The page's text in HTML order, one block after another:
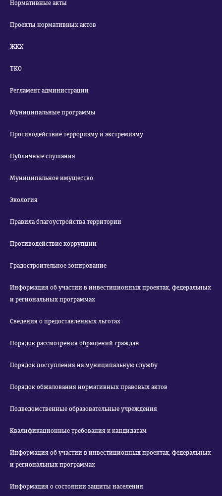
Нормативные акты
Проекты нормативных актов
ЖКХ
ТКО
Регламент администрации
Муниципальные программы
Противодействие терроризму и экстремизму
Публичные слушания
Муниципальное имущество
Экология
Правила благоустройства территории
Противодействие коррупции
Градостроительное зонирование
Информация об участии в инвестиционных проектах, федеральных
и региональных программах
Сведения о предоставленных льготах
Порядок рассмотрения обращений граждан
Порядок поступления на муниципальную службу
Порядок обжалования нормативных правовых актов
Подведомственные образовательные учреждения
Квалификационные требования к кандидатам
Информация об участии в инвестиционных проектах, федеральных
и региональных программах
Информация о состоянии защиты населения